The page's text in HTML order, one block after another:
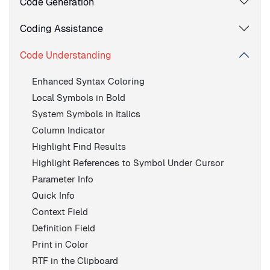
Coding Assistance
Code Understanding
Enhanced Syntax Coloring
Local Symbols in Bold
System Symbols in Italics
Column Indicator
Highlight Find Results
Highlight References to Symbol Under Cursor
Parameter Info
Quick Info
Context Field
Definition Field
Print in Color
RTF in the Clipboard